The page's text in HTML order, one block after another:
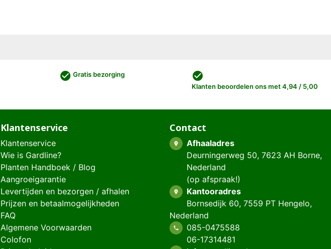
check_circle Gratis bezorging check_circle
Klanten beoordelen ons met 4,94 / 5,00
Klantenservice
Klantenservice
Wie is Gardline?
Planten Handboek / Blog
Aangroeigarantie
Levertijden en bezorgen / afhalen
Prijzen en betaalmogelijkheden
FAQ
Algemene Voorwaarden
Colofon
Contact
place
Afhaaladres
Deurningerweg 50, 7623 AH Borne,
Nederland
(op afspraak!)
place
Kantooradres
Bornsedijk 60, 7559 PT Hengelo,
Nederland
phone
085-0475588
06-17314481